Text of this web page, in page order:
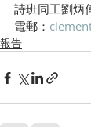
詩班同工劉炳
電郵：
報告